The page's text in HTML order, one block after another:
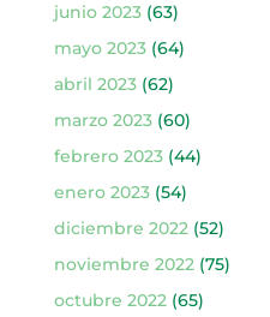
junio 2023(63)
mayo 2023(64)
abril 2023(62)
marzo 2023(60)
febrero 2023(44)
enero 2023(54)
diciembre 2022(52)
noviembre 2022(75)
octubre 2022(65)